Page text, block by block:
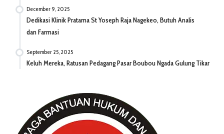
December 9, 2025
Dedikasi Klinik Pratama St Yoseph Raja Nagekeo, Butuh Analis
dan Farmasi
September 25, 2025
Keluh Mereka, Ratusan Pedagang Pasar Boubou Ngada Gulung Tikar